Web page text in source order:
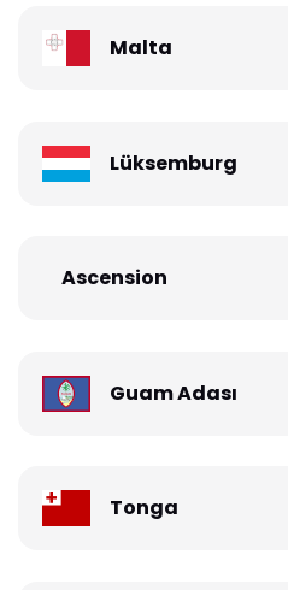
Malta
Lüksemburg
Ascension
Guam Adası
Tonga